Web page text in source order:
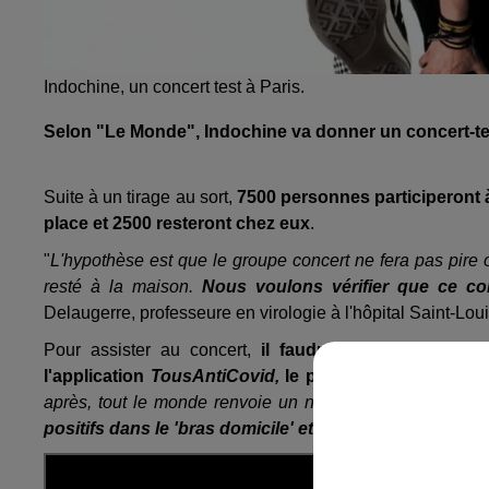
Indochine, un concert test à Paris.
Selon "Le Monde", Indochine va donner un concert-
Suite à un tirage au sort, 7500 personnes participeront
place et 2500 resteront chez eux.
"L'hypothèse est que le groupe concert ne fera pas
resté à la maison.Nous voulons vérifier que ce
Delaugerre, professeure en virologie à l'hôpital Saint-
Pour assister au concert, il faudra passer un test
l'application TousAntiCovid, le port du masque
après, tout le monde renvoie un nouveau test salivaire.
positifs dans le 'bras domicile' et le nombre de